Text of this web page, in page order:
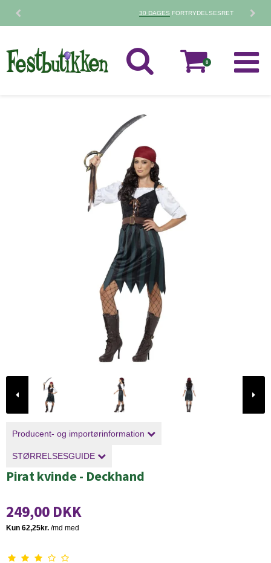
FORTRYDELSESRET
0
Producent- og importørinformation
STØRRELSESGUIDE
Pirat kvinde - Deckhand
249,00 DKK